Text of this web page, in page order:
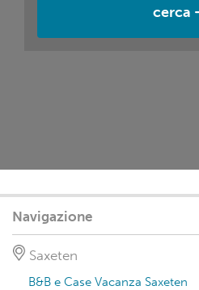
cerca
Navigazione
Saxeten
B&B e Case Vacanza Saxeten